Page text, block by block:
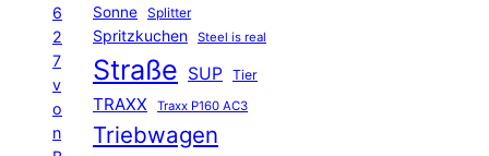
6
2
7
v
o
n
Sonne Splitter
Spritzkuchen Steel is real
Straße SUP Tier
TRAXX Traxx P160 AC3
Triebwagen